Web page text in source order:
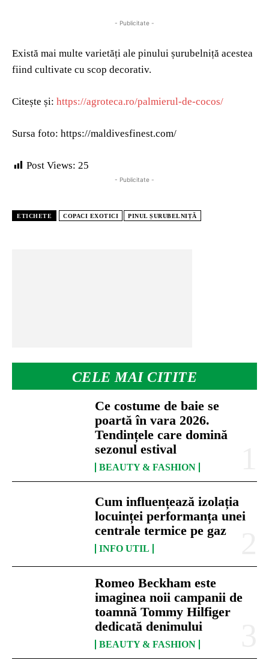
CELE MAI CITITE
Ce costume de baie se
poartă în vara 2026.
Tendințele care domină
sezonul estival
BEAUTY & FASHION
Cum influențează izolația
locuinței performanța unei
centrale termice pe gaz
INFO UTIL
Romeo Beckham este
imaginea noii campanii de
toamnă Tommy Hilfiger
dedicată denimului
BEAUTY & FASHION
- Publicitate -
Există mai multe varietăți ale pinului șurubelniță acestea
fiind cultivate cu scop decorativ.
Citește și: https://agroteca.ro/palmierul-de-cocos/
Sursa foto: https://maldivesfinest.com/
Post Views: 25
- Publicitate -
ETICHETE COPACI EXOTICI PINUL ȘURUBELNIȚĂ